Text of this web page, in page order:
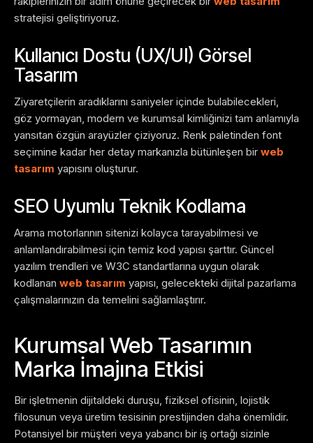
stratejisi geliştiriyoruz.
Kullanıcı Dostu (UX/UI) Görsel
Tasarım
Ziyaretçilerin aradıklarını saniyeler içinde bulabilecekleri,
göz yormayan, modern ve kurumsal kimliğinizi tam anlamıyla
yansıtan özgün arayüzler çiziyoruz. Renk paletinden font
seçimine kadar her detay markanızla bütünleşen bir web
tasarım yapısını oluşturur.
SEO Uyumlu Teknik Kodlama
Arama motorlarının sitenizi kolayca tarayabilmesi ve
anlamlandırabilmesi için temiz kod yapısı şarttır. Güncel
yazılım trendleri ve W3C standartlarına uygun olarak
kodlanan web tasarım yapısı, gelecekteki dijital pazarlama
çalışmalarınızın da temelini sağlamlaştırır.
Kurumsal Web Tasarımın
Marka İmajına Etkisi
Bir işletmenin dijitaldeki duruşu, fiziksel ofisinin, lojistik
filosunun veya üretim tesisinin prestijinden daha önemlidir.
Potansiyel bir müşteri veya yabancı bir iş ortağı sizinle